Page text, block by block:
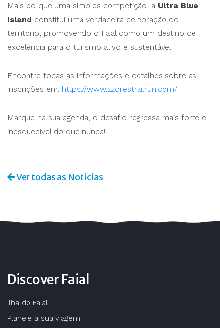
Mais do que uma simples competição, a Ultra Blue
Island constitui uma verdadeira celebração do
território, promovendo o Faial como um destino de
excelência para o turismo ativo e sustentável.
Encontre todas as informações e detalhes sobre as
inscrições em: https://www.azorestrailrun.com/
Marque na sua agenda, o desafio regressa mais forte e
inesquecível do que nunca!
Ver todas as Notícias
Discover Faial
Ilha do Faial
Planeie a sua viagem